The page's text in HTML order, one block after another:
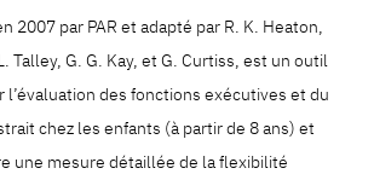
2007 par PAR et adapté par R. K. Heaton,
Talley, G. G. Kay, et G. Curtiss, est un outil
l’évaluation des fonctions exécutives et du
chez les enfants (à partir de 8 ans) et
une mesure détaillée de la flexibilité